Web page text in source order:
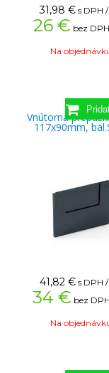
31,98 € s DPH
26 € bez
Na
Vnútorná
117x90mm,
41,82 € s DPH
34 € bez
Na